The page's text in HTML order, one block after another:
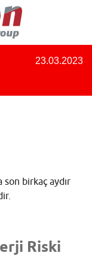
23.03.2023
birkaç aydır
Riski